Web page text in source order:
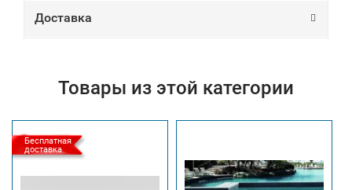
Доставка
Товары из этой категории
Бесплатная
доставка